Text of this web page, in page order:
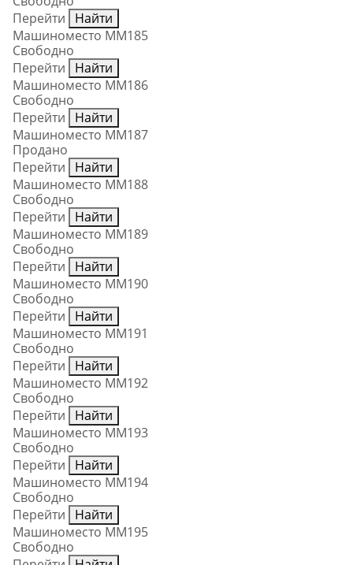
Перейти
Найти
Машиноместо ММ185
Свободно
Перейти
Найти
Машиноместо ММ186
Свободно
Перейти
Найти
Машиноместо ММ187
Продано
Перейти
Найти
Машиноместо ММ188
Свободно
Перейти
Найти
Машиноместо ММ189
Свободно
Перейти
Найти
Машиноместо ММ190
Свободно
Перейти
Найти
Машиноместо ММ191
Свободно
Перейти
Найти
Машиноместо ММ192
Свободно
Перейти
Найти
Машиноместо ММ193
Свободно
Перейти
Найти
Машиноместо ММ194
Свободно
Перейти
Найти
Машиноместо ММ195
Свободно